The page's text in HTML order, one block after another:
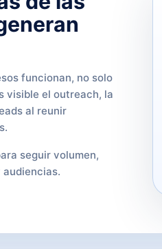
funcionan, no solo
visible el outreach, la
al reunir
seguir volumen,